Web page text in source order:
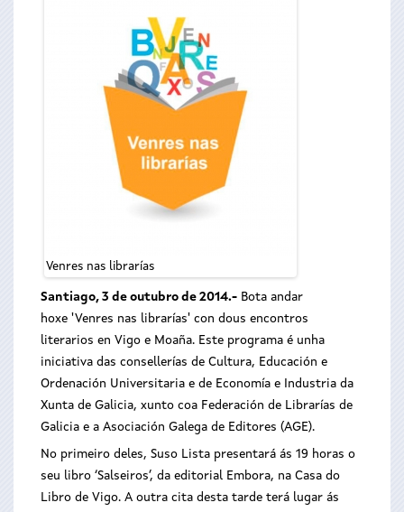
Venres nas librarías
Santiago, 3 de outubro de 2014.- Bota andar
hoxe 'Venres nas librarías' con dous encontros
literarios en Vigo e Moaña. Este programa é unha
iniciativa das consellerías de Cultura, Educación e
Ordenación Universitaria e de Economía e Industria da
Xunta de Galicia, xunto coa Federación de Librarías de
Galicia e a Asociación Galega de Editores (AGE).
No primeiro deles, Suso Lista presentará ás 19 horas o
seu libro ‘Salseiros’, da editorial Embora, na Casa do
Libro de Vigo. A outra cita desta tarde terá lugar ás